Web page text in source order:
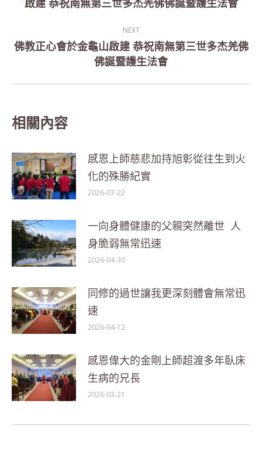
Previous
啟建 恭祝南無第三世多杰羌佛佛誕暨護生法會
NEXT
Next
佛教正心會於金龜山啟建 恭祝南無第三世多杰羌佛
佛誕暨護生法會
相關內容
感恩上師慈悲加持旭彰從往生到火
化的殊勝紀實
2026-07-22
一向身體健康的父親突然離世 人
身脆弱無常迅速
2026-04-30
同修的過世讓我更深刻體會無常迅
速
2026-04-12
感恩偉大的金剛上師超渡多年臥床
生病的兄長
2026-03-21